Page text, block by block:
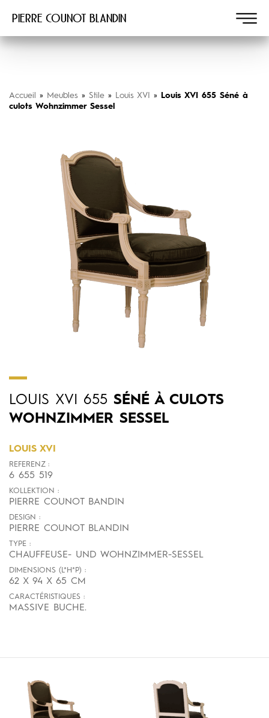
Pierre COUNOT BLANDIN
Accueil » Meubles » Stile » Louis XVI »
Louis XVI 655 Séné à
culots Wohnzimmer Sessel
LOUIS XVI 655 SÉNÉ À CULOTS
WOHNZIMMER SESSEL
LOUIS XVI
REFERENZ :
6 655 519
KOLLEKTION :
PIERRE COUNOT BANDIN
DESIGN :
PIERRE COUNOT BLANDIN
TYPE :
CHAUFFEUSE- UND WOHNZIMMER-SESSEL
DIMENSIONS (L*H*P) :
62 X 94 X 65 CM
CARACTÉRISTIQUES :
MASSIVE BUCHE.